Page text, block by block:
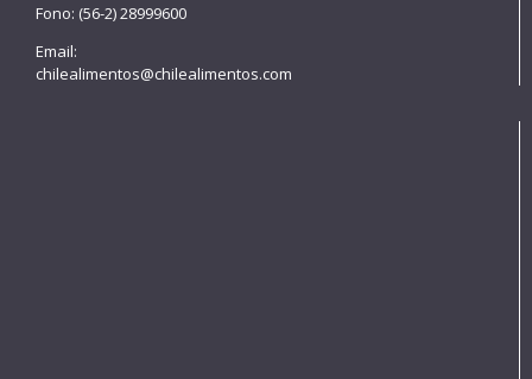
Fono: (56-2) 28999600
Email:
chilealimentos@chilealimentos.com